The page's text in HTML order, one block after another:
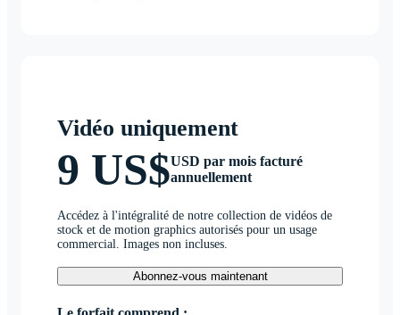
Vidéo uniquement
9 US$USD par mois facturé
annuellement
Accédez à l'intégralité de notre collection de vidéos de
stock et de motion graphics autorisés pour un usage
commercial. Images non incluses.
Abonnez-vous maintenant